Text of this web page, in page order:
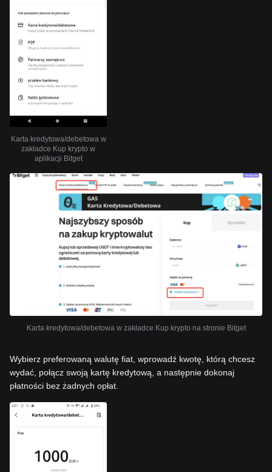
Karta kredytowa/debetowa w
zakładce Kup krypto w
aplikacji Bitget
Karta kredytowa/debetowa w zakładce Kup krypto na stronie Bitget
Wybierz preferowaną walutę fiat, wprowadź kwotę, którą chcesz
wydać, połącz swoją kartę kredytową, a następnie dokonaj
płatności bez żadnych opłat.